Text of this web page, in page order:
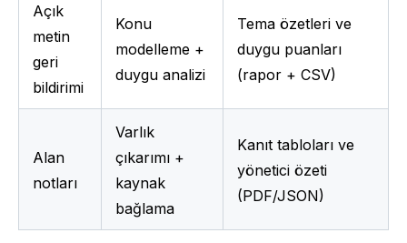
Açık
metin
geri
bildirimi
Konu
modelleme +
duygu analizi
Tema özetleri ve
duygu puanları
(rapor + CSV)
Alan
notları
Varlık
çıkarımı +
kaynak
bağlama
Kanıt tabloları ve
yönetici özeti
(PDF/JSON)